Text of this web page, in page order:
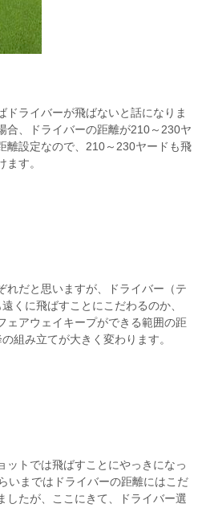
ドライバーが飛ばないと話になりま
合、ドライバーの距離が210～230ヤ
離設定なので、210～230ヤードも飛
す。
れだと思いますが、ドライバー（テ
くに飛ばすことにこだわるのか、
ェアウェイキープができる範囲の距
組み立てが大きく変わります。
ットでは飛ばすことにやっきになっ
いまではドライバーの距離にはこだ
したが、ここにきて、ドライバー選